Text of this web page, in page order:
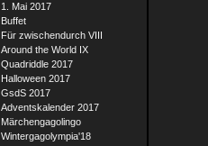
1. Mai 2017
Buffet
Für zwischendurch VIII
Around the World IX
Quadriddle 2017
Halloween 2017
GsdS 2017
Adventskalender 2017
Märchengagolingo
Wintergagolympia'18